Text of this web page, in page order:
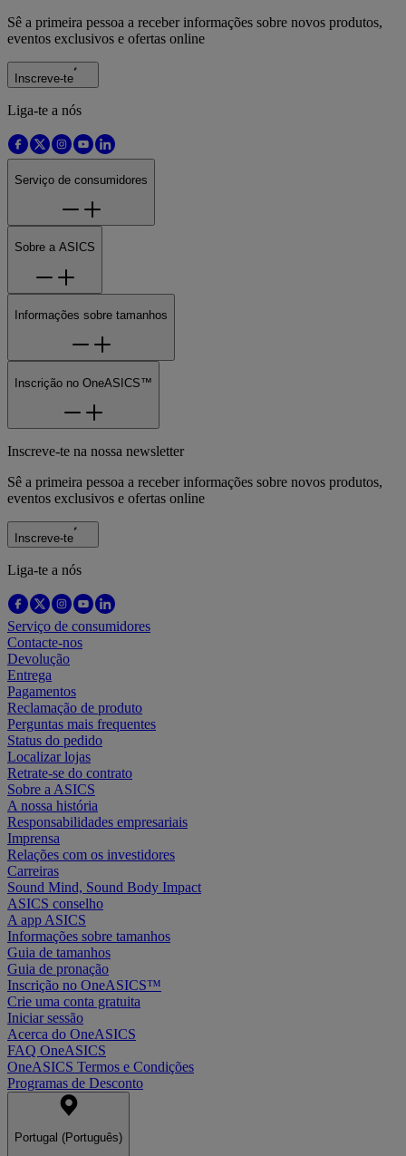
Sê a primeira pessoa a receber informações sobre novos produtos,
eventos exclusivos e ofertas online
Inscreve-te
Liga-te a nós
Serviço de consumidores
Sobre a ASICS
Informações sobre tamanhos
Inscrição no OneASICS™
Inscreve-te na nossa newsletter
Sê a primeira pessoa a receber informações sobre novos produtos,
eventos exclusivos e ofertas online
Inscreve-te
Liga-te a nós
Serviço de consumidores
Contacte-nos
Devolução
Entrega
Pagamentos
Reclamação de produto
Perguntas mais frequentes
Status do pedido
Localizar lojas
Retrate-se do contrato
Sobre a ASICS
A nossa história
Responsabilidades empresariais
Imprensa
Relações com os investidores
Carreiras
Sound Mind, Sound Body Impact
ASICS conselho
A app ASICS
Informações sobre tamanhos
Guia de tamanhos
Guia de pronação
Inscrição no OneASICS™
Crie uma conta gratuita
Iniciar sessão
Acerca do OneASICS
FAQ OneASICS
OneASICS Termos e Condições
Programas de Desconto
Portugal (Português)